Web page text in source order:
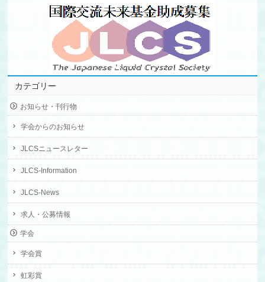
カテゴリー
お知らせ・刊行物
学会からのお知らせ
JLCSニュースレター
JLCS-Information
JLCS-News
求人・公募情報
学会
学会賞
虹彩賞